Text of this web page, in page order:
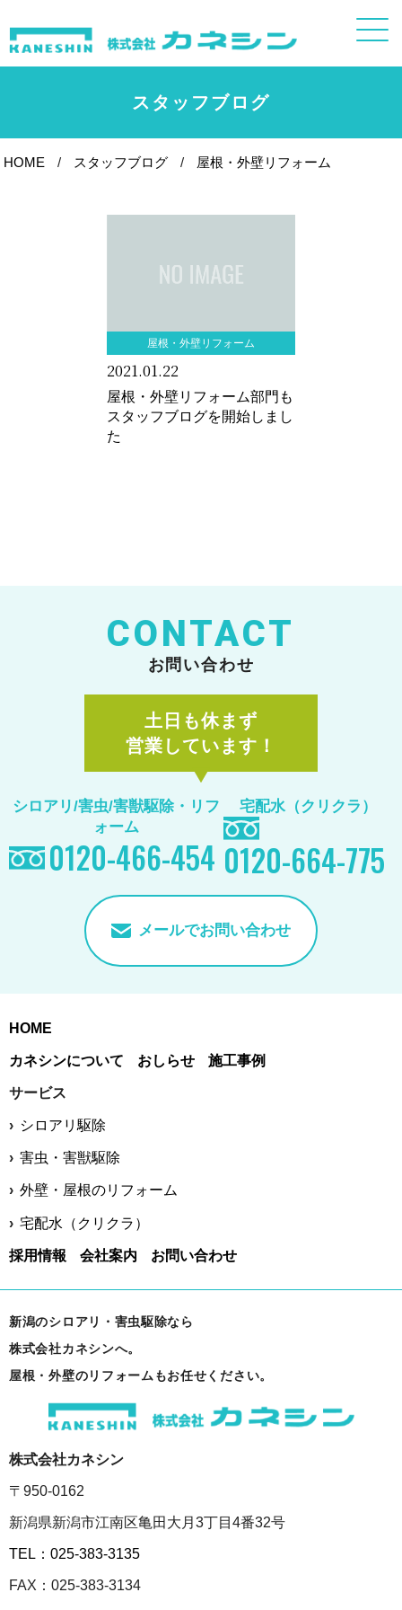
スタッフブログ
HOME スタッフブログ 屋根・外壁リフォーム
屋根・外壁リフォーム
2021.01.22
屋根・外壁リフォーム部門も
スタッフブログを開始しまし
た
CONTACT
お問い合わせ
土日も休まず
営業しています！
シロアリ/害虫/害獣駆除・リフ
ォーム
0120-466-454
宅配水（クリクラ）
0120-664-775
メールでお問い合わせ
HOME
カネシンについて おしらせ 施工事例
サービス
シロアリ駆除
害虫・害獣駆除
外壁・屋根のリフォーム
宅配水（クリクラ）
採用情報 会社案内 お問い合わせ
新潟のシロアリ・害虫駆除なら
株式会社カネシンへ。
屋根・外壁のリフォームもお任せください。
株式会社カネシン
〒950-0162
新潟県新潟市江南区亀田大月3丁目4番32号
TEL：025-383-3135
FAX：025-383-3134